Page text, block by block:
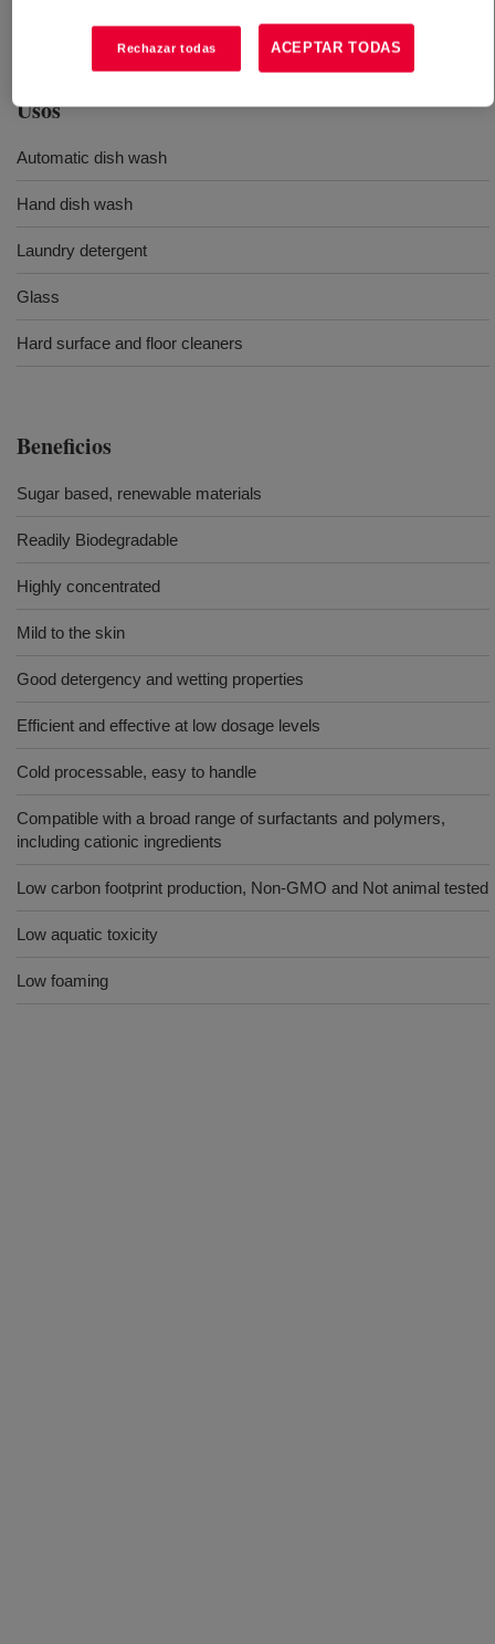
% biodegradation within 28 days per OECD 301F).
Usos
Automatic dish wash
Hand dish wash
Laundry detergent
Glass
Hard surface and floor cleaners
Beneficios
Sugar based, renewable materials
Readily Biodegradable
Highly concentrated
Mild to the skin
Good detergency and wetting properties
Efficient and effective at low dosage levels
Cold processable, easy to handle
Compatible with a broad range of surfactants and polymers,
including cationic ingredients
Low carbon footprint production, Non-GMO and Not animal tested
Low aquatic toxicity
Low foaming
Rechazar todas ACEPTAR TODAS